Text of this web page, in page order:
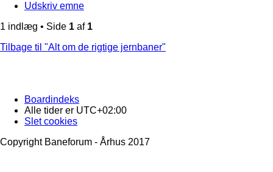
Udskriv emne
1 indlæg • Side 1 af 1
Tilbage til "Alt om de rigtige jernbaner"
Boardindeks
Alle tider er UTC+02:00
Slet cookies
Copyright Baneforum - Århus 2017